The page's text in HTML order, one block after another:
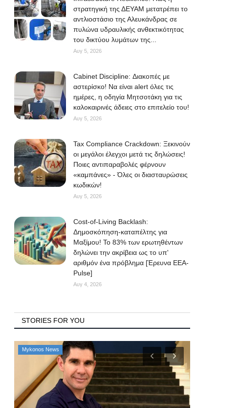
στρατηγική της ΔΕΥΑΜ μετατρέπει το
αντλιοστάσιο της Αλευκάνδρας σε
πυλώνα υδραυλικής ανθεκτικότητας
του δικτύου λυμάτων της...
Αυγ 5, 2026
Cabinet Discipline: Διακοπές με
αστερίσκο! Να είναι alert όλες τις
ημέρες, η οδηγία Μητσοτάκη για τις
καλοκαιρινές άδειες στο επιτελείο του!
Αυγ 5, 2026
Tax Compliance Crackdown: Ξεκινούν
οι μεγάλοι έλεγχοι μετά τις δηλώσεις!
Ποιες αντιπαραβολές φέρνουν
«καμπάνες» - Όλες οι διασταυρώσεις
κωδικών!
Αυγ 5, 2026
Cost-of-Living Backlash:
Δημοσκόπηση-καταπέλτης για
Μαξίμου! Το 83% των ερωτηθέντων
δηλώνει την ακρίβεια ως το υπ'
αριθμόν ένα πρόβλημα [Έρευνα ΕΕΑ-
Pulse]
Αυγ 4, 2026
STORIES FOR YOU
Mykonos Δ.Ε.Υ.Α. Μυκόνου